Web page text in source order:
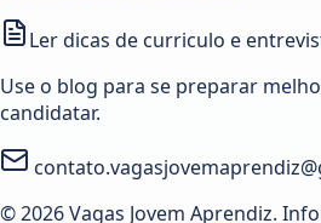
Ler dicas de curriculo e
Use o blog para se preparar
candidatar.
© 2026 Vagas Jovem Aprendiz.